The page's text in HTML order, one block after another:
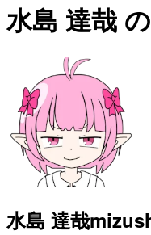
水島 達哉
水島 達哉